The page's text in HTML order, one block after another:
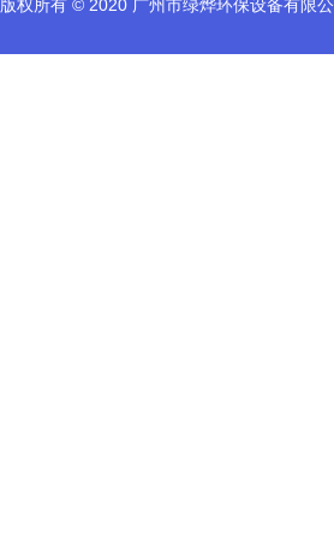
版权所有 © 2020 广州市绿烨环保设备有限公